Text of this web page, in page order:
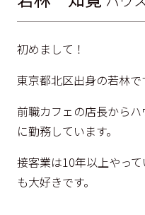
初めまして！
東京都北区出身の若林で
前職カフェの店長から
に勤務しています。
接客業は10年以上やっ
も大好きです。